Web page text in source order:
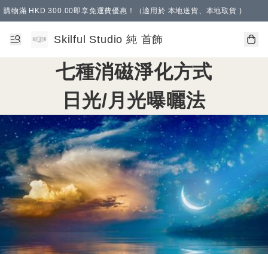
購物滿 HKD 300.00即享免運費優惠！（適用於 本地送貨、本地取貨 )
Skilful Studio 純 首飾
七種消磁淨化方式
日光/月光曝曬法